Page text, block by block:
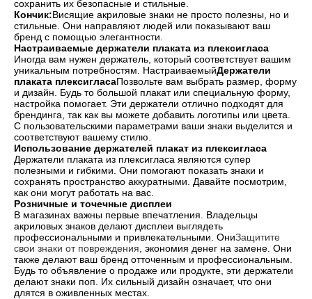
сохранить их безопасные и стильные.
Кончик:Висящие акриловые знаки не просто полезны, но и
стильные. Они направляют людей или показывают ваш
бренд с помощью элегантности.
Настраиваемые держатели плаката из плексигласа
Иногда вам нужен держатель, который соответствует вашим
уникальным потребностям. НастраиваемыйДержатели
плаката плексигласаПозвольте вам выбрать размер, форму
и дизайн. Будь то большой плакат или специальную форму,
настройка помогает. Эти держатели отлично подходят для
брендинга, так как вы можете добавить логотипы или цвета.
С пользовательскими параметрами ваши знаки выделится и
соответствуют вашему стилю.
Использование держателей плакат из плексигласа
Держатели плаката из плексигласа являются супер
полезными и гибкими. Они помогают показать знаки и
сохранять пространство аккуратными. Давайте посмотрим,
как они могут работать на вас.
Розничные и точечные дисплеи
В магазинах важны первые впечатления. Владельцы
акриловых знаков делают дисплеи выглядеть
профессиональными и привлекательными. ОниЗащитите
свои знаки от повреждения , экономия денег на замене. Они
также делают ваш бренд отточенным и профессиональным.
Будь то объявление о продаже или продукте, эти держатели
делают знаки поп. Их сильный дизайн означает, что они
длятся в оживленных местах.